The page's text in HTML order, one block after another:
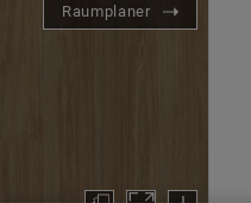
Raumplaner